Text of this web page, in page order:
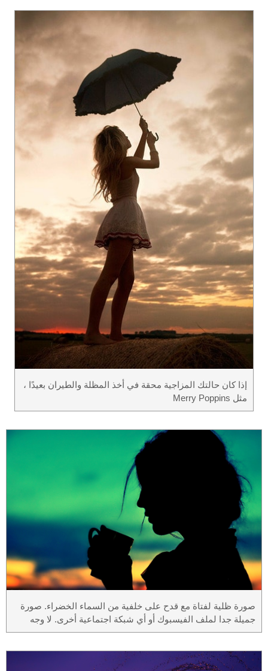
إذا كان حالتك المزاجية محقة في أخذ المظلة والطيران بعيدًا ،
مثل Merry Poppins
صورة ظلية لفتاة مع قدح على خلفية من السماء الخضراء. صورة
جميلة جدا لملف الفيسبوك أو أي شبكة اجتماعية أخرى. لا وجه